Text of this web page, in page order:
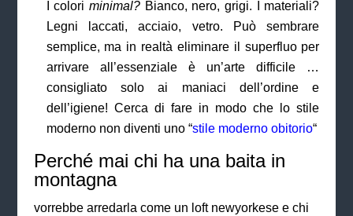
I colori minimal? Bianco, nero, grigi. I materiali?
Legni laccati, acciaio, vetro. Può sembrare
semplice, ma in realtà eliminare il superfluo per
arrivare all’essenziale è un’arte difficile …
consigliato solo ai maniaci dell’ordine e
dell’igiene! Cerca di fare in modo che lo stile
moderno non diventi uno “stile moderno obitorio“
Perché mai chi ha una baita in
montagna
vorrebbe arredarla come un loft newyorkese e chi